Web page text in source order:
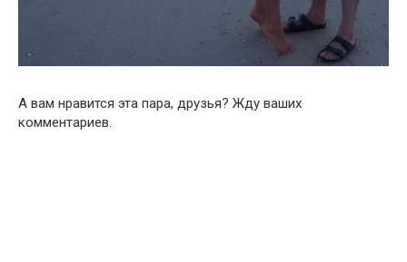
А вам нравится эта пара, друзья? Жду ваших
комментариев.